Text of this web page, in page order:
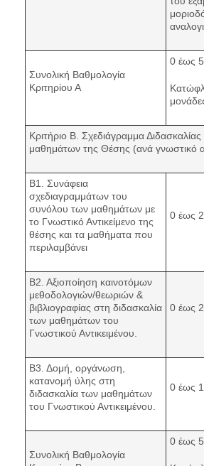
Συνολική Βαθμολογία
Κριτηρίου Α
0 έως
Κριτήριο Β. Σχεδιάγραμμα
μαθημάτων της Θέσης (ανά γνωστικό
Β1. Συνάφεια
σχεδιαγραμμάτων του
συνόλου των μαθημάτων με
το Γνωστικό Αντικείμενο της
θέσης και τα μαθήματα που
περιλαμβάνει
0 έως
Β2. Αξιοποίηση καινοτόμων
μεθοδολογιών/θεωριών &
βιβλιογραφίας στη διδασκαλία
των μαθημάτων του
Γνωστικού Αντικειμένου.
0 έως
Β3. Δομή, οργάνωση,
κατανομή ύλης στη
διδασκαλία των μαθημάτων
του Γνωστικού Αντικειμένου.
0 έως
Συνολική Βαθμολογία
0 έως